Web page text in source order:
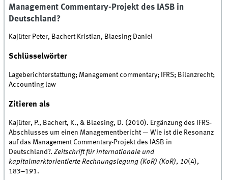
Management Commentary-Projekt des IASB in
Deutschland?
Kajüter Peter, Bachert Kristian, Blaesing Daniel
Schlüsselwörter
Lageberichterstattung; Management commentary; IFRS; Bilanzrecht;
Accounting law
Zitieren als
Kajüter, P., Bachert, K., & Blaesing, D. (2010). Ergänzung des IFRS-
Abschlusses um einen Managementbericht — Wie ist die Resonanz
auf das Management Commentary-Projekt des IASB in
Deutschland?.Zeitschrift für internationale und
kapitalmarktorientierte Rechnungslegung (KoR) (KoR), 10(4),
183–191.